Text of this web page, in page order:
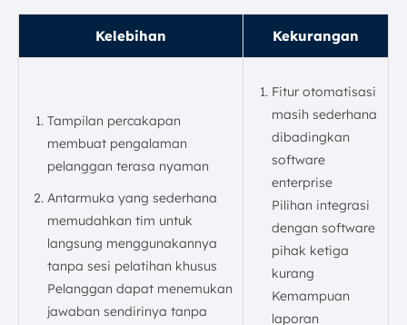
Kelebihan Kekurangan
Tampilan percakapan
membuat pengalaman
pelanggan terasa nyaman
Antarmuka yang sederhana
memudahkan tim untuk
langsung menggunakannya
tanpa sesi pelatihan khusus
Pelanggan dapat menemukan
jawaban sendirinya tanpa
Fitur otomatisasi
masih sederhana
dibadingkan
software
enterprise
Pilihan integrasi
dengan software
pihak ketiga
kurang
Kemampuan
laporan